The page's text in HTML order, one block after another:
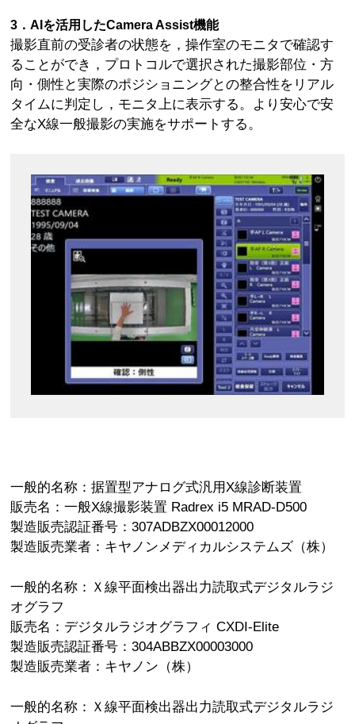
3．AIを活用したCamera Assist機能
撮影直前の受診者の状態を，操作室のモニタで確認す
ることができ，プロトコルで選択された撮影部位・方
向・側性と実際のポジショニングとの整合性をリアル
タイムに判定し，モニタ上に表示する。より安心で安
全なX線一般撮影の実施をサポートする。
一般的名称：据置型アナログ式汎用X線診断装置
販売名：一般X線撮影装置 Radrex i5 MRAD-D500
製造販売認証番号：307ADBZX00012000
製造販売業者：キヤノンメディカルシステムズ（株）
一般的名称：Ｘ線平面検出器出力読取式デジタルラジ
オグラフ
販売名：デジタルラジオグラフィ CXDI-Elite
製造販売認証番号：304ABBZX00003000
製造販売業者：キヤノン（株）
一般的名称：Ｘ線平面検出器出力読取式デジタルラジ